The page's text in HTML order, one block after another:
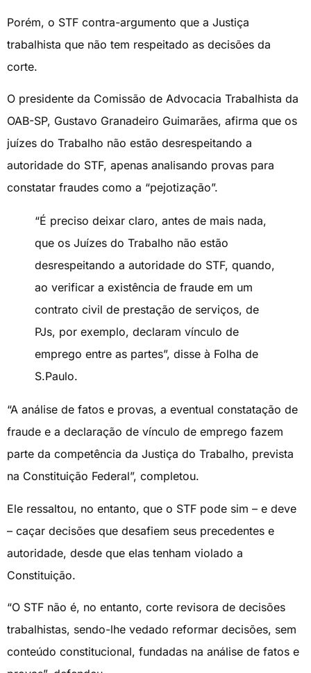
Porém, o STF contra-argumento que a Justiça
trabalhista que não tem respeitado as decisões da
corte.
O presidente da Comissão de Advocacia Trabalhista da
OAB-SP, Gustavo Granadeiro Guimarães, afirma que os
juízes do Trabalho não estão desrespeitando a
autoridade do STF, apenas analisando provas para
constatar fraudes como a “pejotização”.
“É preciso deixar claro, antes de mais nada,
que os Juízes do Trabalho não estão
desrespeitando a autoridade do STF, quando,
ao verificar a existência de fraude em um
contrato civil de prestação de serviços, de
PJs, por exemplo, declaram vínculo de
emprego entre as partes”, disse à Folha de
S.Paulo.
“A análise de fatos e provas, a eventual constatação de
fraude e a declaração de vínculo de emprego fazem
parte da competência da Justiça do Trabalho, prevista
na Constituição Federal”, completou.
Ele ressaltou, no entanto, que o STF pode sim – e deve
– caçar decisões que desafiem seus precedentes e
autoridade, desde que elas tenham violado a
Constituição.
“O STF não é, no entanto, corte revisora de decisões
trabalhistas, sendo-lhe vedado reformar decisões, sem
conteúdo constitucional, fundadas na análise de fatos e